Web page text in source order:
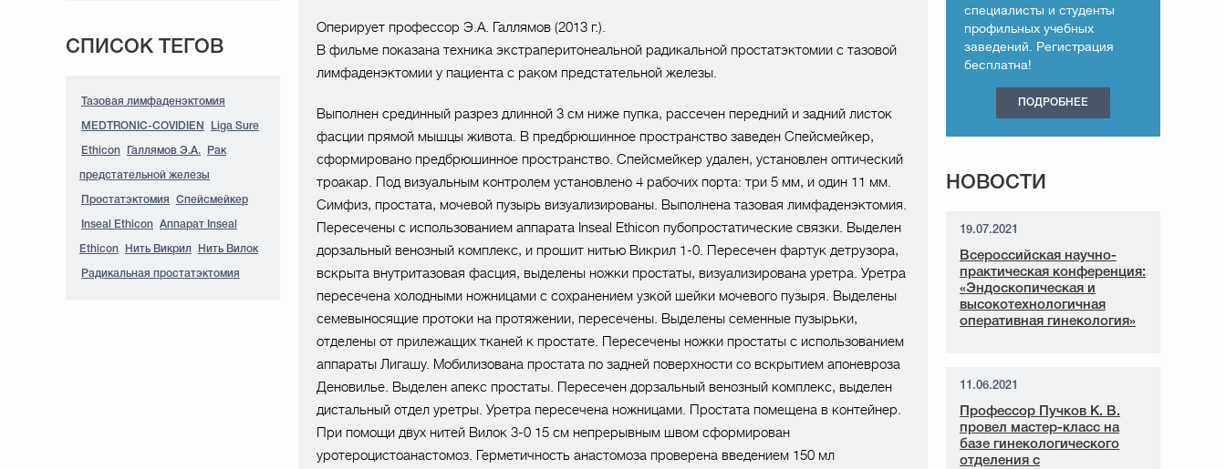
СПИСОК ТЕГОВ
Тазовая лимфаденэктомия
MEDTRONIC-COVIDIEN Liga Sure
Ethicon Галлямов Э.А. Рак
предстательной железы
Простатэктомия Спейсмейкер
Inseal Ethicon Аппарат Inseal
Ethicon Нить Викрил Нить Вилок
Радикальная простатэктомия
Оперирует профессор Э.А. Галлямов (2013 г.).
В фильме показана техника экстраперитонеальной радикальной простатэктомии с тазовой
лимфаденэктомии у пациента с раком предстательной железы.
Выполнен срединный разрез длинной 3 см ниже пупка, рассечен передний и задний листок
фасции прямой мышцы живота. В предбрюшинное пространство заведен Спейсмейкер,
сформировано предбрюшинное пространство. Спейсмейкер удален, установлен оптический
троакар. Под визуальным контролем установлено 4 рабочих порта: три 5 мм, и один 11 мм.
Симфиз, простата, мочевой пузырь визуализированы. Выполнена тазовая лимфаденэктомия.
Пересечены с использованием аппарата Inseal Ethicon пубопростатические связки. Выделен
дорзальный венозный комплекс, и прошит нитью Викрил 1-0. Пересечен фартук детрузора,
вскрыта внутритазовая фасция, выделены ножки простаты, визуализирована уретра. Уретра
пересечена холодными ножницами с сохранением узкой шейки мочевого пузыря. Выделены
семевыносящие протоки на протяжении, пересечены. Выделены семенные пузырьки,
отделены от прилежащих тканей к простате. Пересечены ножки простаты с использованием
аппараты Лигашу. Мобилизована простата по задней поверхности со вскрытием апоневроза
Деновилье. Выделен апекс простаты. Пересечен дорзальный венозный комплекс, выделен
дистальный отдел уретры. Уретра пересечена ножницами. Простата помещена в контейнер.
При помощи двух нитей Вилок 3-0 15 см непрерывным швом сформирован
уротероцистоанастомоз. Герметичность анастомоза проверена введением 150 мл
специалисты и студенты
профильных учебных
заведений. Регистрация
бесплатна!
ПОДРОБНЕЕ
НОВОСТИ
19.07.2021
Всероссийская научно-
практическая конференция:
«Эндоскопическая и
высокотехнологичная
оперативная гинекология»
11.06.2021
Профессор Пучков К. В.
провел мастер-класс на
базе гинекологического
отделения с